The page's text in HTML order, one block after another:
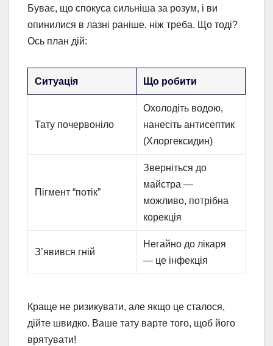
Буває, що спокуса сильніша за розум, і ви
опинилися в лазні раніше, ніж треба. Що тоді?
Ось план дій:
Ситуація Що робити
Тату почервоніло
Охолодіть водою,
нанесіть антисептик
(Хлоргексидин)
Пігмент “потік”
Зверніться до
майстра —
можливо, потрібна
корекція
З’явився гній
Негайно до лікаря
— це інфекція
Краще не ризикувати, але якщо це сталося,
дійте швидко. Ваше тату варте того, щоб його
врятувати!